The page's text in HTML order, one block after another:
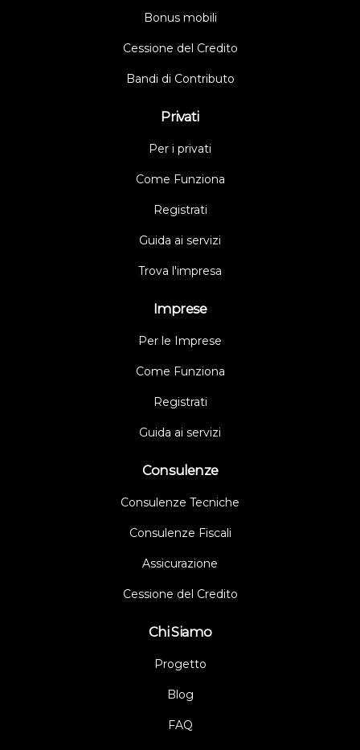
Bonus mobili
Cessione del Credito
Bandi di Contributo
Privati
Per i privati
Come Funziona
Registrati
Guida ai servizi
Trova l'impresa
Imprese
Per le Imprese
Come Funziona
Registrati
Guida ai servizi
Consulenze
Consulenze Tecniche
Consulenze Fiscali
Assicurazione
Cessione del Credito
Chi Siamo
Progetto
Blog
FAQ